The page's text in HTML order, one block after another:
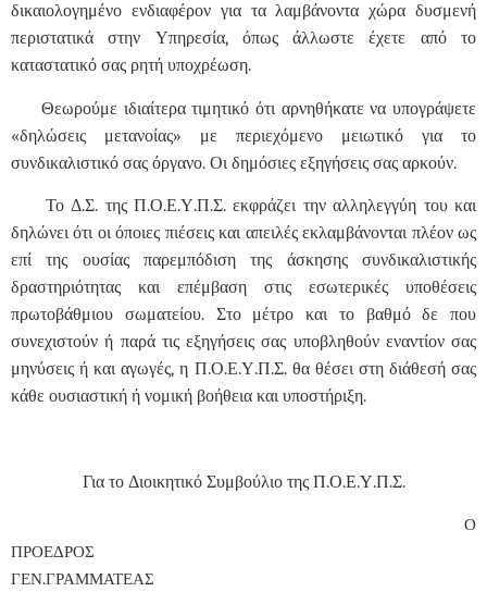
δικαιολογημένο ενδιαφέρον για τα λαμβάνοντα χώρα δυσμενή
περιστατικά στην Υπηρεσία, όπως άλλωστε έχετε από το
καταστατικό σας ρητή υποχρέωση.
Θεωρούμε ιδιαίτερα τιμητικό ότι αρνηθήκατε να υπογράψετε
«δηλώσεις μετανοίας» με περιεχόμενο μειωτικό για το
συνδικαλιστικό σας όργανο. Οι δημόσιες εξηγήσεις σας αρκούν.
Το Δ.Σ. της Π.Ο.Ε.Υ.Π.Σ. εκφράζει την αλληλεγγύη του και
δηλώνει ότι οι όποιες πιέσεις και απειλές εκλαμβάνονται πλέον ως
επί της ουσίας παρεμπόδιση της άσκησης συνδικαλιστικής
δραστηριότητας και επέμβαση στις εσωτερικές υποθέσεις
πρωτοβάθμιου σωματείου. Στο μέτρο και το βαθμό δε που
συνεχιστούν ή παρά τις εξηγήσεις σας υποβληθούν εναντίον σας
μηνύσεις ή και αγωγές, η Π.Ο.Ε.Υ.Π.Σ. θα θέσει στη διάθεσή σας
κάθε ουσιαστική ή νομική βοήθεια και υποστήριξη.
Για το Διοικητικό Συμβούλιο της Π.Ο.Ε.Υ.Π.Σ.
Ο
ΠΡΟΕΔΡΟΣ
ΓΕΝ.ΓΡΑΜΜΑΤΕΑΣ